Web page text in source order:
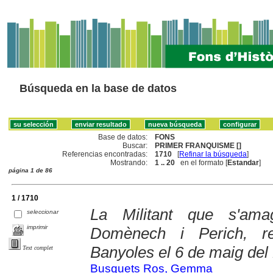
Búsqueda en la base de datos
Base de datos:
FONS
Buscar:
PRIMER FRANQUISME []
Referencias encontradas:
1710 [Refinar la búsqueda]
Mostrando:
1 .. 20 en el formato [Estandar]
página 1 de 86
1 / 1710
seleccionar
imprimir
Text complet
La Militant que
Domènech i Perich,
Banyoles el 6 de maig del
Busquets Ros, Gemma